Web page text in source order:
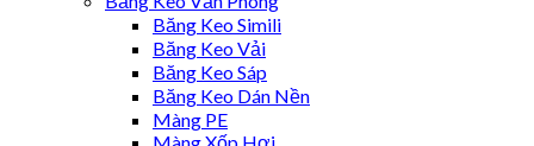
Băng Keo Simili
Băng Keo Vải
Băng Keo Sáp
Băng Keo Dán Nền
Màng PE